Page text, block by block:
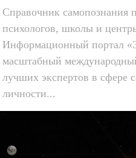
Справочник самопознания
психологов, школы и
Информационный портал
масштабный
лучших экспертов в сфере
личности...